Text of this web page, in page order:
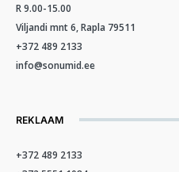
R 9.00-15.00
Viljandi mnt 6, Rapla 79511
+372 489 2133
info@sonumid.ee
REKLAAM
+372 489 2133